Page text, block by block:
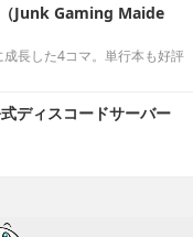
（Junk Gaming Maide
長した4コマ。単行本も好評
ディスコードサーバー